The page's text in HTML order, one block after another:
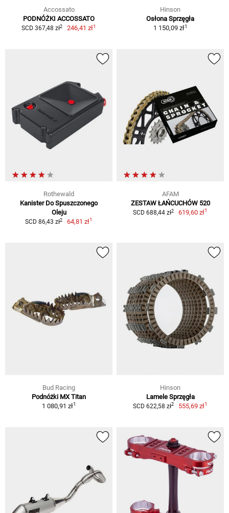
Accossato
PODNÓŻKI ACCOSSATO
SCD 367,48 zł2 246,41 zł1
Hinson
Osłona Sprzęgła
1 150,09 zł1
Rothewald
Kanister Do Spuszczonego
Oleju
SCD 86,43 zł2 64,81 zł1
AFAM
ZESTAW ŁAŃCUCHÓW 520
SCD 688,44 zł2 619,60 zł1
Bud Racing
Podnóżki MX Titan
1 080,91 zł1
Hinson
Lamele Sprzęgła
SCD 622,58 zł2 555,69 zł1